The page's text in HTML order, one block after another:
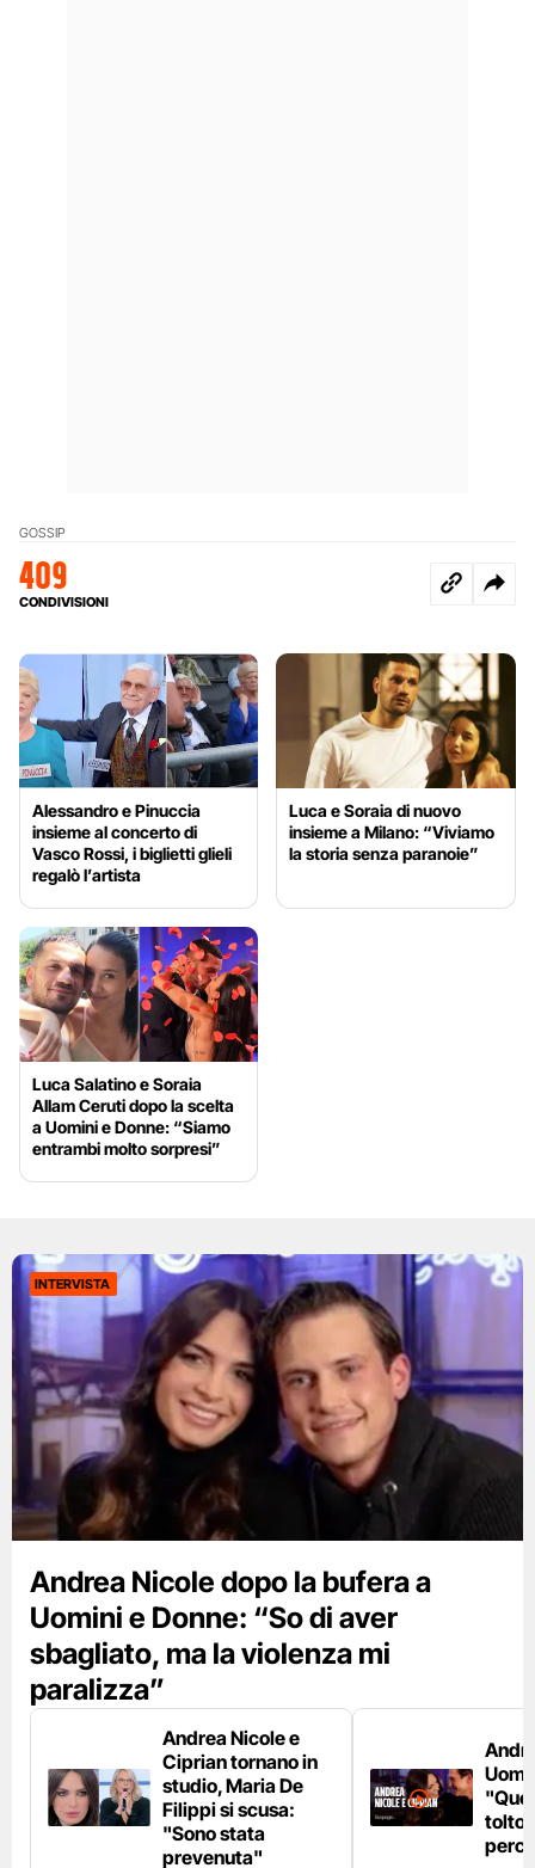
GOSSIP
409
CONDIVISIONI
Alessandro e Pinuccia
insieme al concerto di
Vasco Rossi, i biglietti glieli
regalò l’artista
Luca e Soraia di nuovo
insieme a Milano: “Viviamo
la storia senza paranoie”
Luca Salatino e Soraia
Allam Ceruti dopo la scelta
a Uomini e Donne: “Siamo
entrambi molto sorpresi”
INTERVISTA
Andrea Nicole dopo la bufera a
Uomini e Donne: “So di aver
sbagliato, ma la violenza mi
paralizza”
Andrea Nicole e
Ciprian tornano in
studio, Maria De
Filippi si scusa:
"Sono stata
prevenuta"
tolto